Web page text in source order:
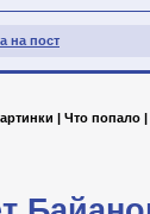
на пост
| Что попало |